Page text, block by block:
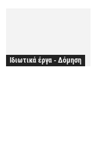
Ιδιωτικά έργα - Δόμηση